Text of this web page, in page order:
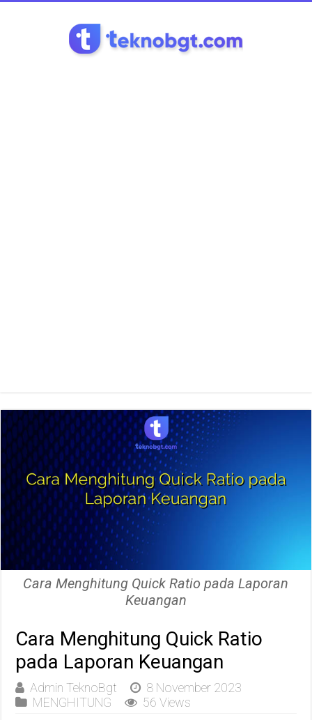
Cara Menghitung Quick Ratio pada Laporan
Keuangan
Cara Menghitung Quick Ratio
pada Laporan Keuangan
Admin TeknoBgt
8 November 2023
MENGHITUNG
56 Views